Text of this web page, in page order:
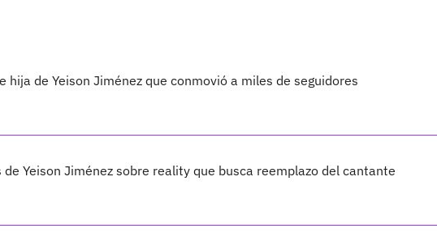
hija de Yeison Jiménez que conmovió a miles de seguidores
Yeison Jiménez sobre reality que busca reemplazo del cantante